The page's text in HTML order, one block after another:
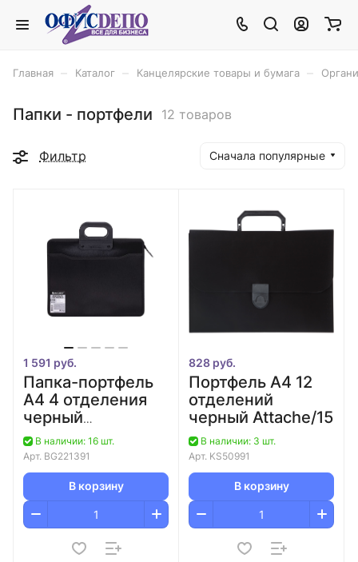
Главная Каталог Канцелярские товары и бумага
Папки - портфели 12 товаров
Фильтр Сначала популярные
1 591 руб.
Папка-портфель
А4 4 отделения
черный
BRAUBERG
В наличии: 16 шт.
Арт. BG221391
В корзину
828 руб.
Портфель А4 12
отделений
черный Attache/15
В наличии: 3 шт.
Арт. KS50991
В корзину